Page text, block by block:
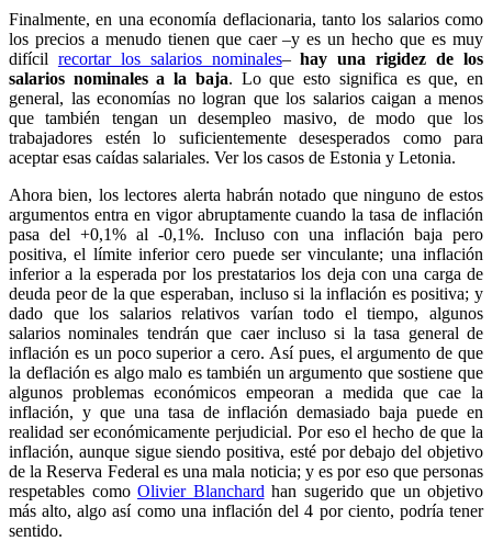
Finalmente, en una economía deflacionaria, tanto los salarios como
los precios a menudo tienen que caer –y es un hecho que es muy
difícil recortar los salarios nominales–hay una rigidez de los
salarios nominales a la baja. Lo que esto significa es que, en
general, las economías no logran que los salarios caigan a menos
que también tengan un desempleo masivo, de modo que los
trabajadores estén lo suficientemente desesperados como para
aceptar esas caídas salariales. Ver los casos de Estonia y Letonia.
Ahora bien, los lectores alerta habrán notado que ninguno de estos
argumentos entra en vigor abruptamente cuando la tasa de inflación
pasa del +0,1% al -0,1%. Incluso con una inflación baja pero
positiva, el límite inferior cero puede ser vinculante; una inflación
inferior a la esperada por los prestatarios los deja con una carga de
deuda peor de la que esperaban, incluso si la inflación es positiva; y
dado que los salarios relativos varían todo el tiempo, algunos
salarios nominales tendrán que caer incluso si la tasa general de
inflación es un poco superior a cero. Así pues, el argumento de que
la deflación es algo malo es también un argumento que sostiene que
algunos problemas económicos empeoran a medida que cae la
inflación, y que una tasa de inflación demasiado baja puede en
realidad ser económicamente perjudicial. Por eso el hecho de que la
inflación, aunque sigue siendo positiva, esté por debajo del objetivo
de la Reserva Federal es una mala noticia; y es por eso que personas
respetables como Olivier Blanchard han sugerido que un objetivo
más alto, algo así como una inflación del 4 por ciento, podría tener
sentido.